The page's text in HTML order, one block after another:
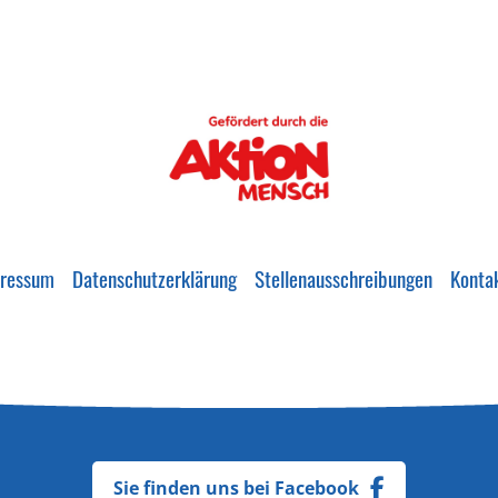
Datenschutzerklärung Stellenausschreibungen
Sie finden uns bei Facebook